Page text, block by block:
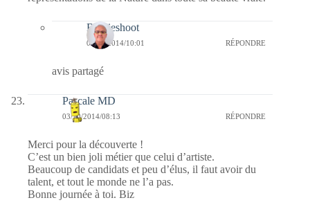
Bernieshoot
04/10/2014/10:01 RÉPONDRE
avis partagé
Pascale MD
03/10/2014/08:13 RÉPONDRE
Merci pour la découverte !
C’est un bien joli métier que celui d’artiste.
Beaucoup de candidats et peu d’élus, il faut avoir du
talent, et tout le monde ne l’a pas.
Bonne journée à toi. Biz